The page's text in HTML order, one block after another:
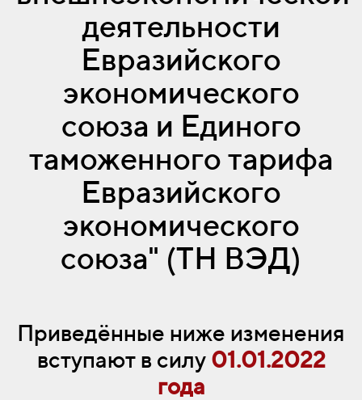
деятельности
Евразийского
экономического
союза и Единого
таможенного тарифа
Евразийского
экономического
союза" (ТН ВЭД)
Приведённые ниже изменения
вступают в силу 01.01.2022
года